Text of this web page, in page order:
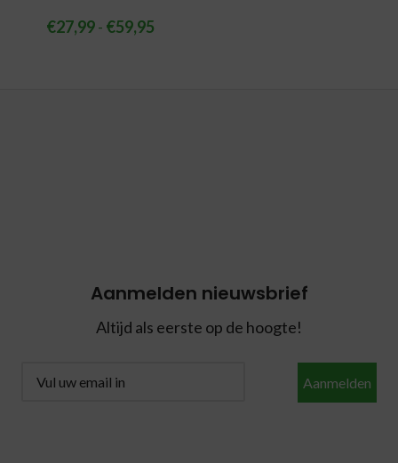
€27,99- €59,95
Aanmelden nieuwsbrief
Altijd als eerste op de hoogte!
Aanmelden